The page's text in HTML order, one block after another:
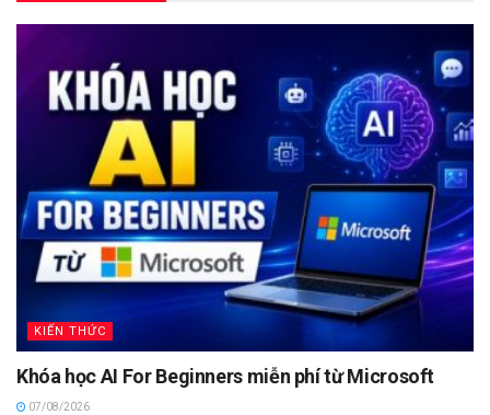
KIẾN THỨC
Khóa học AI For Beginners miễn phí từ Microsoft
07/08/2026